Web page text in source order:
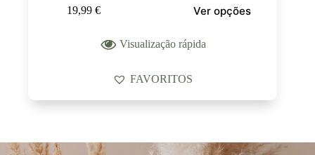
19,99 € Ver opções
Visualização rápida
FAVORITOS